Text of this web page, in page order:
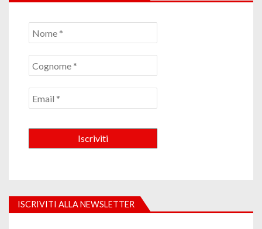
ISCRIVITI ALLA NEWSLETTER